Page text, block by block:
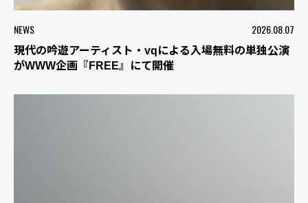
NEWS 2026.08.07
現代の吟遊アーティスト・vqによる入場無料の単独公演
がWWW企画『FREE』にて開催